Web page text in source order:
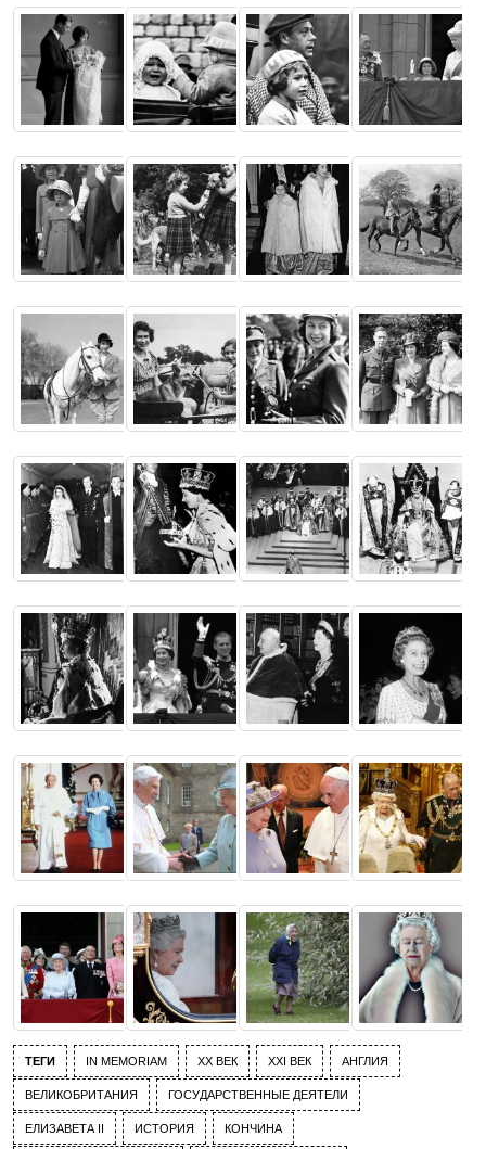
ТЕГИ IN MEMORIAM XX ВЕК XXI ВЕК АНГЛИЯ
ВЕЛИКОБРИТАНИЯ ГОСУДАРСТВЕННЫЕ ДЕЯТЕЛИ
ЕЛИЗАВЕТА II ИСТОРИЯ КОНЧИНА